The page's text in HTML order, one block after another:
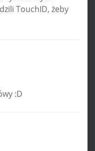
TouchID, żeby
:D